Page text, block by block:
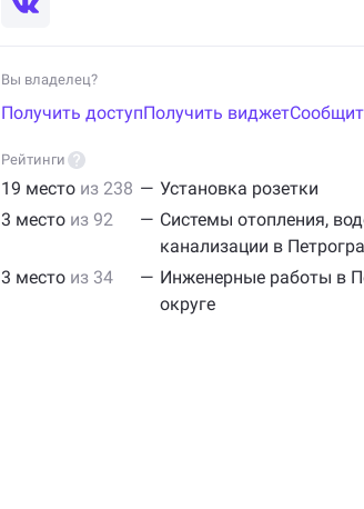
Вы владелец?
Получить доступПолучить виджет
Рейтинги
19 место из 238 — Установка розетки
3 место из 92 — Системы отопления,
канализации в
3 место из 34 — Инженерные работы в
округе